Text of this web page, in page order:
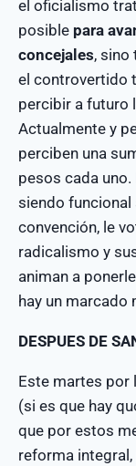
el oficialismo
posible para
concejales, sino
el controvertido
percibir a futuro
Actualmente y
perciben una
pesos cada
siendo funcional
convención, le
radicalismo y
animan a
hay un marcado
DESPUES DE
Este martes por
(si es que hay
que por estos
reforma